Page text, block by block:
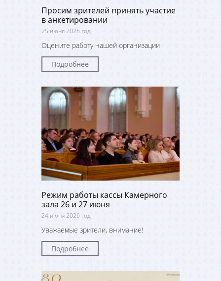
Просим зрителей принять участие
в анкетировании
25 июня 2026 год
Оцените работу нашей организации
Подробнее
Режим работы кассы Камерного
зала 26 и 27 июня
24 июня 2026 год
Уважаемые зрители, внимание!
Подробнее